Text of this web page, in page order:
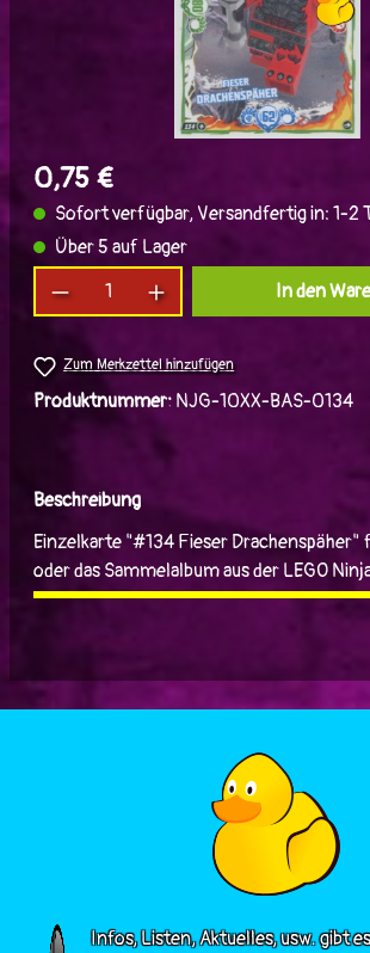
0,75 €
Sofort verfügbar, Versandfertig in: 1-2
Über 5 auf Lager
Produkt Anzahl: Gib den
In den
Zum Merkzettel hinzufügen
Produktnummer: NJG-10XX-BAS-0134
Beschreibung
Einzelkarte "#134 Fieser Drachenspäher"
oder das Sammelalbum aus der LEGO
Infos, Listen, Aktuelles, usw. gibt